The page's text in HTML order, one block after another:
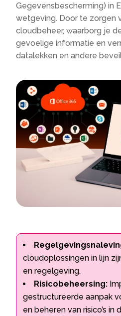
Gegevensbescherming) in
wetgeving. Door te zorgen
cloudbeheer, waarborg je
gevoelige informatie en
datalekken en andere
cloudoplossingen in lijn
en regelgeving.
Risicobeheersing:
gestructureerde aanpak
en beheren van risico’s in